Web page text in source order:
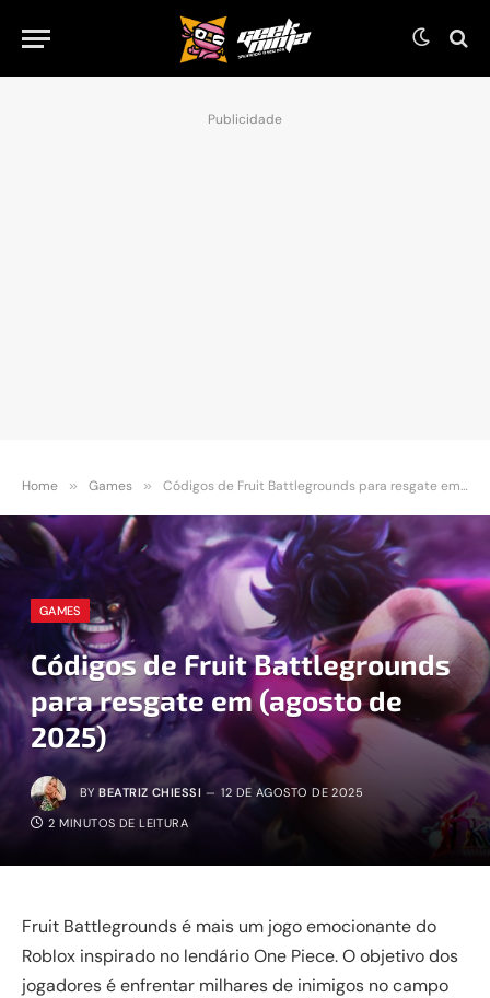
Publicidade
Home » Games » Códigos de Fruit Battlegrounds para resgate em (agosto de 2025)
GAMES
Códigos de Fruit Battlegrounds
para resgate em (agosto de
2025)
BY BEATRIZ CHIESSI 12 DE AGOSTO DE 2025
2 MINUTOS DE LEITURA
Fruit Battlegrounds é mais um jogo emocionante do
Roblox inspirado no lendário One Piece. O objetivo dos
jogadores é enfrentar milhares de inimigos no campo